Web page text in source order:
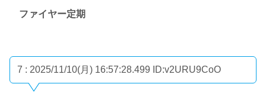
ファイヤー定期
7 : 2025/11/10(月) 16:57:28.499 ID:v2URU9CoO